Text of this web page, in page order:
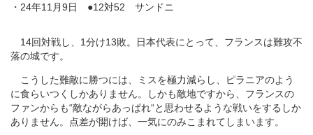
・24年11月9日 ●12対52 サンドニ
14回対戦し、1分け13敗。日本代表にとって、フランスは難攻不
落の城です。
こうした難敵に勝つには、ミスを極力減らし、ピラニアのよう
に食らいつくしかありません。しかも敵地ですから、フランスの
ファンからも“敵ながらあっぱれ“と思わせるような戦いをするしか
ありません。点差が開けば、一気にのみこまれてしまいます。